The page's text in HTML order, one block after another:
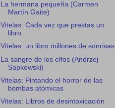
La hermana pequeña (Carmen
Martín Gaite)
Vitelas: Cada vez que prestas un
libro...
Vitelas: un libro millones de sonrisas
La sangre de los elfos (Andrzej
Sapkowski)
Vitelas: Pintando el horror de las
bombas atómicas
Vitelas: Libros de desintoxicación